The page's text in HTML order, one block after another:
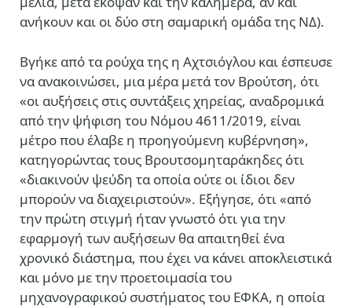
ανήκουν και οι δύο στη σαμαρική ομάδα της ΝΔ).
Βγήκε από τα ρούχα της η Αχτσιόγλου και έσπευσε
να ανακοινώσει, μια μέρα μετά τον Βρούτση, ότι
«οι αυξήσεις στις συντάξεις χηρείας, αναδρομικά
από την ψήφιση του Νόμου 4611/2019, είναι
μέτρο που έλαβε η προηγούμενη κυβέρνηση»,
κατηγορώντας τους Βρουτσομηταράκηδες ότι
«διακινούν ψεύδη τα οποία ούτε οι ίδιοι δεν
μπορούν να διαχειριστούν». Εξήγησε, ότι «από
την πρώτη στιγμή ήταν γνωστό ότι για την
εφαρμογή των αυξήσεων θα απαιτηθεί ένα
χρονικό διάστημα, που έχει να κάνει αποκλειστικά
και μόνο με την προετοιμασία του
μηχανογραφικού συστήματος του ΕΦΚΑ, η οποία